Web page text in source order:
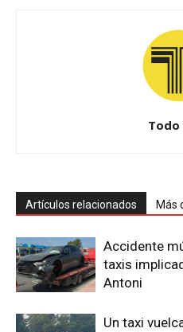
Todo
Artículos relacionados Más
Accidente
taxis
Antoni
Un taxi